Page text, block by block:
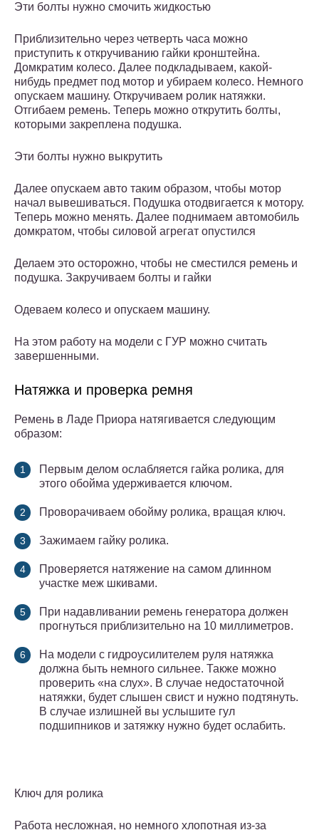
Эти болты нужно смочить жидкостью
Приблизительно через четверть часа можно
приступить к откручиванию гайки кронштейна.
Домкратим колесо. Далее подкладываем, какой-
нибудь предмет под мотор и убираем колесо. Немного
опускаем машину. Откручиваем ролик натяжки.
Отгибаем ремень. Теперь можно открутить болты,
которыми закреплена подушка.
Эти болты нужно выкрутить
Далее опускаем авто таким образом, чтобы мотор
начал вывешиваться. Подушка отодвигается к мотору.
Теперь можно менять. Далее поднимаем автомобиль
домкратом, чтобы силовой агрегат опустился
Делаем это осторожно, чтобы не сместился ремень и
подушка. Закручиваем болты и гайки
Одеваем колесо и опускаем машину.
На этом работу на модели с ГУР можно считать
завершенными.
Натяжка и проверка ремня
Ремень в Ладе Приора натягивается следующим
образом:
Первым делом ослабляется гайка ролика, для
этого обойма удерживается ключом.
Проворачиваем обойму ролика, вращая ключ.
Зажимаем гайку ролика.
Проверяется натяжение на самом длинном
участке меж шкивами.
При надавливании ремень генератора должен
прогнуться приблизительно на 10 миллиметров.
На модели с гидроусилителем руля натяжка
должна быть немного сильнее. Также можно
проверить «на слух». В случае недостаточной
натяжки, будет слышен свист и нужно подтянуть.
В случае излишней вы услышите гул
подшипников и затяжку нужно будет ослабить.
Ключ для ролика
Работа несложная, но немного хлопотная из-за